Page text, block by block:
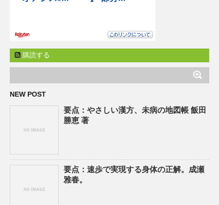
購読する
NEW POST
要点：やさしい漢方、未病の地図帳 飯田
勝恵 著
要点：速歩で実現する身体の正解。成瀬
雅春。